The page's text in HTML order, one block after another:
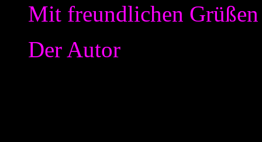
Mit freundlichen Grüßen
Der Autor